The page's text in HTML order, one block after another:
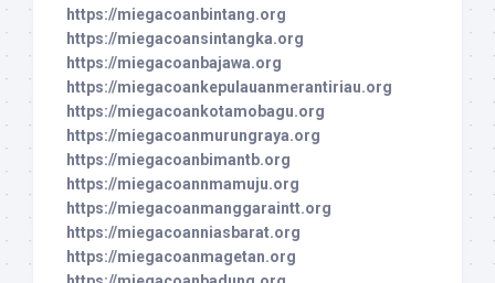
https://miegacoanbintang.org
https://miegacoansintangka.org
https://miegacoanbajawa.org
https://miegacoankepulauanmerantiriau.org
https://miegacoankotamobagu.org
https://miegacoanmurungraya.org
https://miegacoanbimantb.org
https://miegacoannmamuju.org
https://miegacoanmanggaraintt.org
https://miegacoanniasbarat.org
https://miegacoanmagetan.org